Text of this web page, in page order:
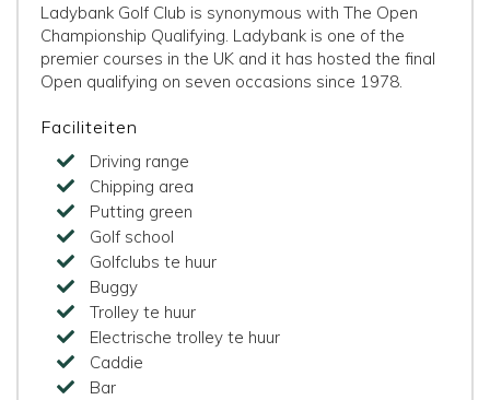
Ladybank Golf Club is synonymous with The Open
Championship Qualifying. Ladybank is one of the
premier courses in the UK and it has hosted the final
Open qualifying on seven occasions since 1978.
Faciliteiten
Driving range
Chipping area
Putting green
Golf school
Golfclubs te huur
Buggy
Trolley te huur
Electrische trolley te huur
Caddie
Bar